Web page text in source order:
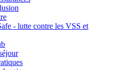
- lutte contre les VSS et